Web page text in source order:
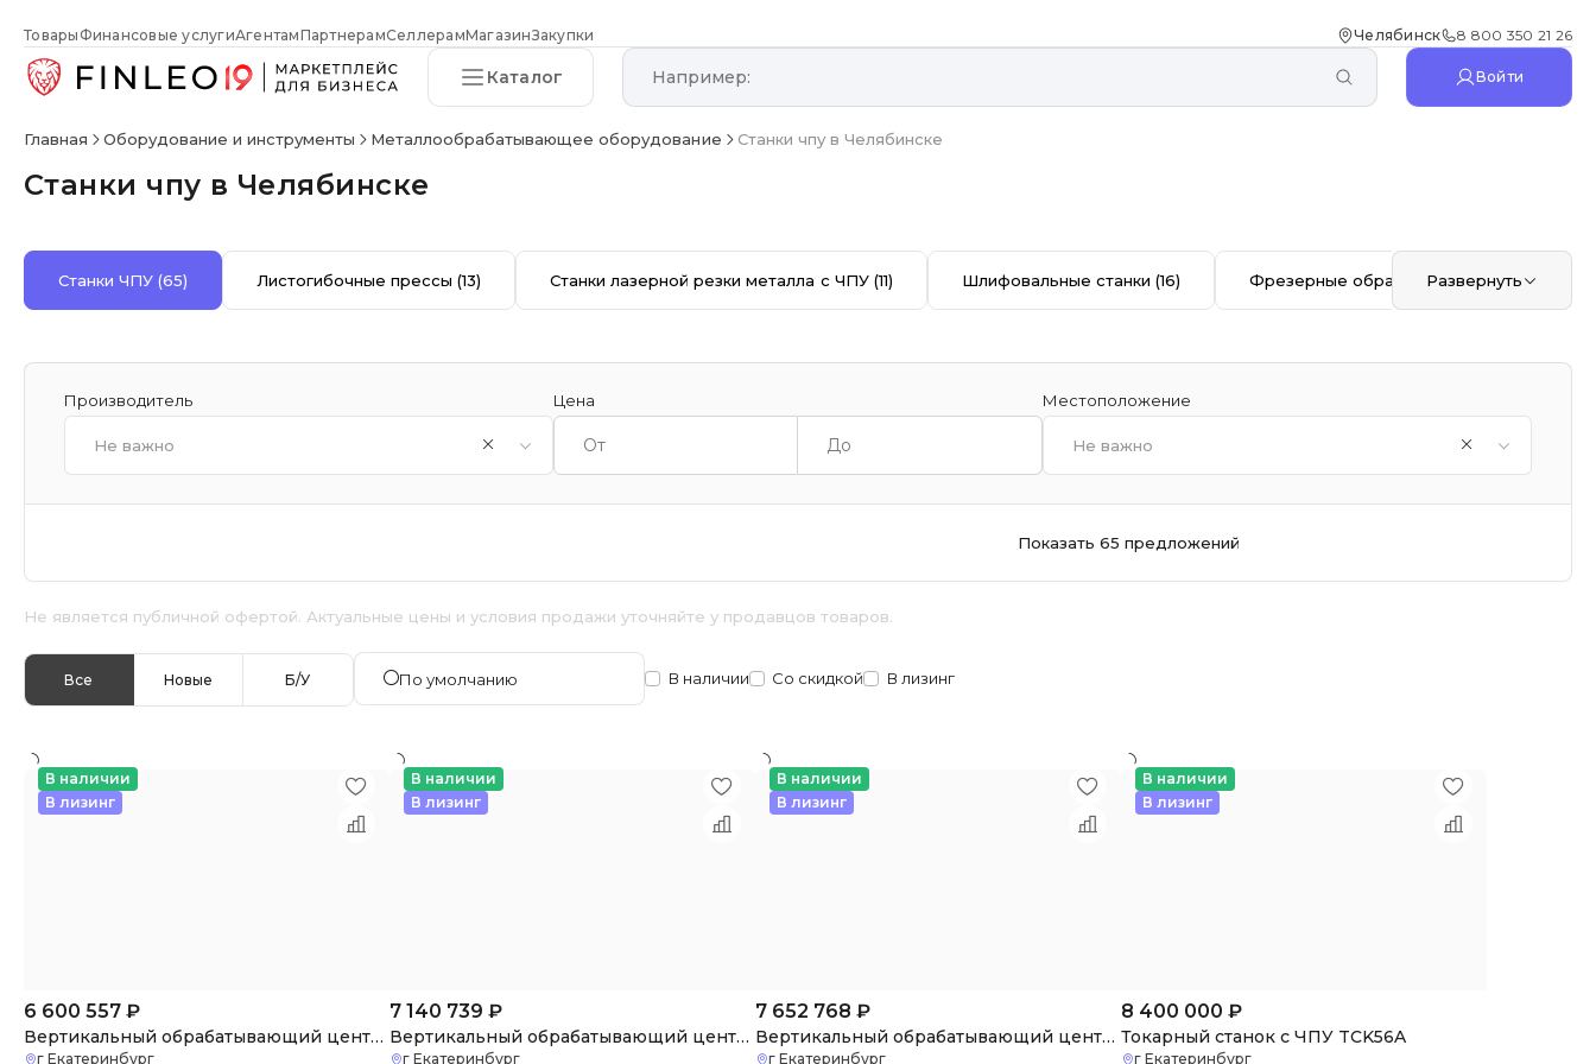
Товары Финансовые услугиАгентамПартнерамСеллерамМагазинЗакупки Челябинск 8 800 350 21 26
Каталог Войти
Главная Оборудование и инструменты Металлообрабатывающее оборудование Станки чпу в Челябинске
Станки чпу в Челябинске
Станки ЧПУ(65) Листогибочные прессы(13) Станки лазерной резки металла с ЧПУ (11) Шлифовальные станки (16) Фрезерные обрабатывающие центры с
Развернуть
Производитель
Не важно
Цена Местоположение
Не важно
Показать 65 предложений
Не является публичной офертой. Актуальные цены и условия продажи уточняйте у продавцов товаров.
Все Новые Б/У По умолчанию В наличии Со скидкой В лизинг
В наличии
В лизинг
6 600 557 ₽
Вертикальный обрабатывающий центр VMC855 c ЧПУ (3 оси)
г Екатеринбург
В наличии
В лизинг
7 140 739 ₽
Вертикальный обрабатывающий центр VMC1160 с ЧПУ (3 оси)
г Екатеринбург
В наличии
В лизинг
7 652 768 ₽
Вертикальный обрабатывающий центр VMC855 c ЧПУ (4 оси)
г Екатеринбург
В наличии
В лизинг
8 400 000 ₽
Токарный станок с ЧПУ TCK56A
г Екатеринбург